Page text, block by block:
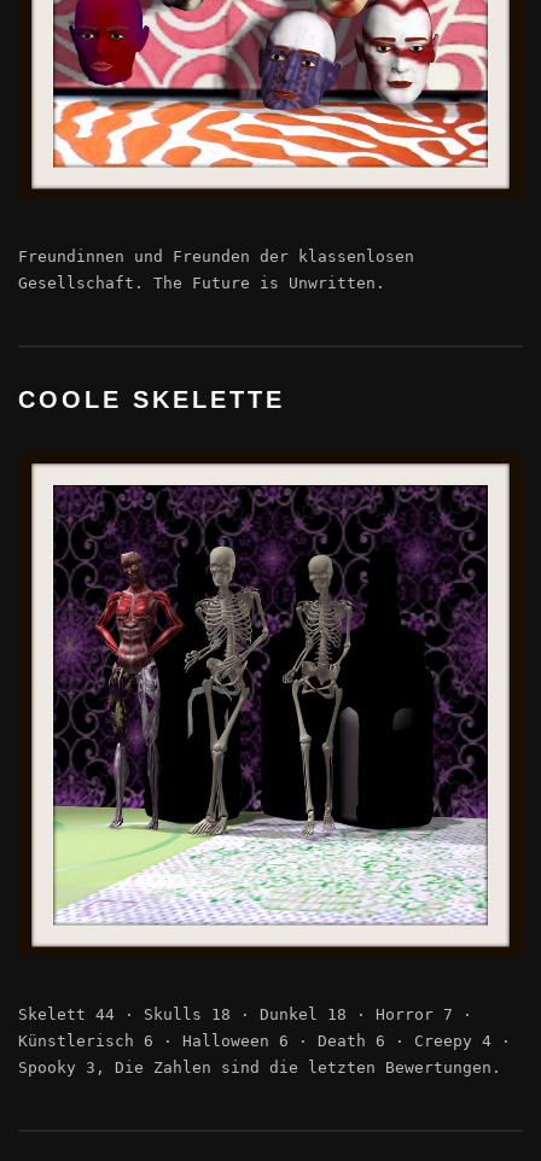
Freundinnen und Freunden der klassenlosen
Gesellschaft. The Future is Unwritten.
COOLE SKELETTE
Skelett 44 · Skulls 18 · Dunkel 18 · Horror 7 ·
Künstlerisch 6 · Halloween 6 · Death 6 · Creepy 4 ·
Spooky 3, Die Zahlen sind die letzten Bewertungen.